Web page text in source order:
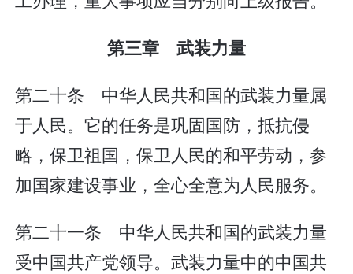
第三章 武装力量
第二十条 中华人民共和国的武装力量属
于人民。它的任务是巩固国防，抵抗侵
略，保卫祖国，保卫人民的和平劳动，参
加国家建设事业，全心全意为人民服务。
第二十一条 中华人民共和国的武装力量
受中国共产党领导。武装力量中的中国共